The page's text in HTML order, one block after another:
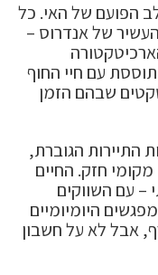
הפועם של האי. כל
של אנדרוס –
עם חיי החוף
שבהם הזמן
התיירות הגוברת,
חזק. החיים
עם השווקים
היומיומיים
אבל לא על חשבון